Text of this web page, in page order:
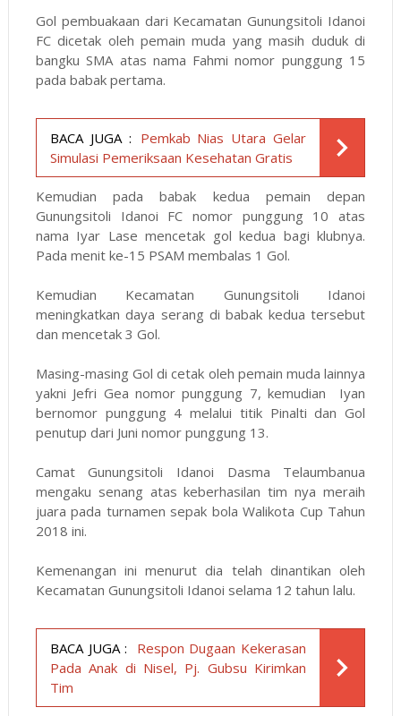
Gol pembuakaan dari Kecamatan Gunungsitoli Idanoi
FC dicetak oleh pemain muda yang masih duduk di
bangku SMA atas nama Fahmi nomor punggung 15
pada babak pertama.
BACA JUGA : Pemkab Nias Utara Gelar
Simulasi Pemeriksaan Kesehatan Gratis
Kemudian pada babak kedua pemain depan
Gunungsitoli Idanoi FC nomor punggung 10 atas
nama Iyar Lase mencetak gol kedua bagi klubnya.
Pada menit ke-15 PSAM membalas 1 Gol.
Kemudian Kecamatan Gunungsitoli Idanoi
meningkatkan daya serang di babak kedua tersebut
dan mencetak 3 Gol.
Masing-masing Gol di cetak oleh pemain muda lainnya
yakni Jefri Gea nomor punggung 7, kemudian Iyan
bernomor punggung 4 melalui titik Pinalti dan Gol
penutup dari Juni nomor punggung 13.
Camat Gunungsitoli Idanoi Dasma Telaumbanua
mengaku senang atas keberhasilan tim nya meraih
juara pada turnamen sepak bola Walikota Cup Tahun
2018 ini.
Kemenangan ini menurut dia telah dinantikan oleh
Kecamatan Gunungsitoli Idanoi selama 12 tahun lalu.
BACA JUGA :
Respon Dugaan Kekerasan
Pada Anak di Nisel, Pj. Gubsu Kirimkan
Tim